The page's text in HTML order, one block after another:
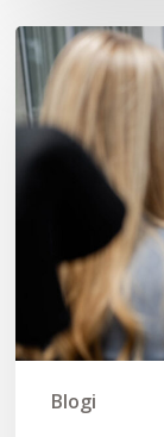
Aiesopimus
vai
esisopimus
–
todellisesti
sitoudut?
Blogi